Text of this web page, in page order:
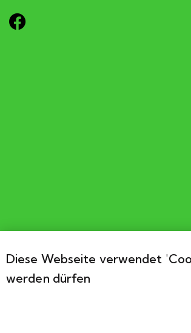
Diese Webseite verwendet
werden dürfen